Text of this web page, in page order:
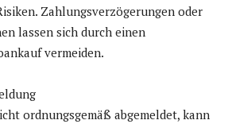
Zahlungsverzögerungen oder
lassen sich durch einen
vermeiden.
ordnungsgemäß abgemeldet, kann